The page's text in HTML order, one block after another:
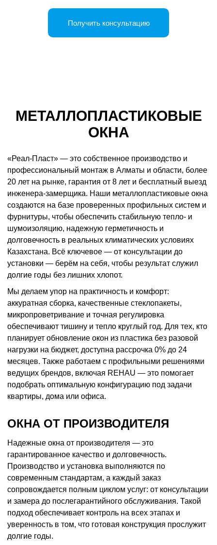
МЕТАЛЛОПЛАСТИКОВЫЕ
ОКНА
«Реал-Пласт» — это собственное производство и
профессиональный монтаж в Алматы и области, более
20 лет на рынке, гарантия от 8 лет и бесплатный выезд
инженера-замерщика. Наши металлопластиковые окна
создаются на базе проверенных профильных систем и
фурнитуры, чтобы обеспечить стабильную тепло- и
шумоизоляцию, надежную герметичность и
долговечность в реальных климатических условиях
Казахстана. Всё ключевое — от консультации до
установки — берём на себя, чтобы результат служил
долгие годы без лишних хлопот.
Мы делаем упор на практичность и комфорт:
аккуратная сборка, качественные стеклопакеты,
микропроветривание и точная регулировка
обеспечивают тишину и тепло круглый год. Для тех, кто
планирует обновление окон из пластика без разовой
нагрузки на бюджет, доступна рассрочка 0% до 24
месяцев. Также работаем с профильными решениями
ведущих брендов, включая REHAU — это помогает
подобрать оптимальную конфигурацию под задачи
квартиры, дома или офиса.
ОКНА ОТ ПРОИЗВОДИТЕЛЯ
Надежные окна от производителя — это
гарантированное качество и долговечность.
Производство и установка выполняются по
современным стандартам, а каждый заказ
сопровождается полным циклом услуг: от консультации
и замера до послегарантийного обслуживания. Такой
подход обеспечивает контроль на всех этапах и
уверенность в том, что готовая конструкция прослужит
долгие годы.